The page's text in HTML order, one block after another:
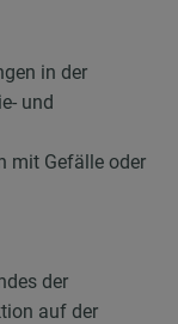
in der
und
mit Gefälle oder
der
auf der